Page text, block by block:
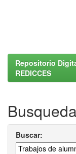
Repositorio
REDICCES
Busqueda
Buscar: